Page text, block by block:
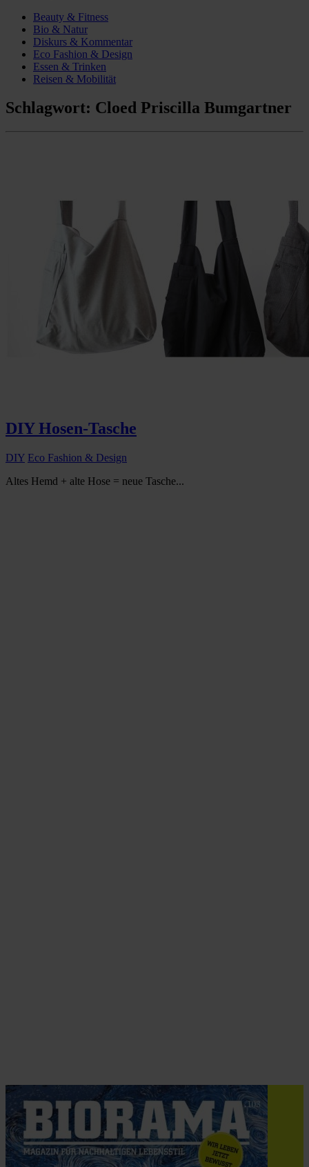
Beauty & Fitness
Bio & Natur
Diskurs & Kommentar
Eco Fashion & Design
Essen & Trinken
Reisen & Mobilität
Schlagwort: Cloed Priscilla Bumgartner
DIY Hosen-Tasche
DIY Eco Fashion & Design
Altes Hemd + alte Hose = neue Tasche...